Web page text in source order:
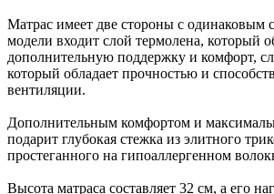
Матрас имеет две стороны с одинаковым
модели входит слой термолена, который
дополнительную поддержку и комфорт,
который обладает прочностью и
вентиляции.
Дополнительным комфортом и
подарит глубокая стежка из элитного
простеганного на гипоаллергенном
Высота матраса составляет 32 см, а его